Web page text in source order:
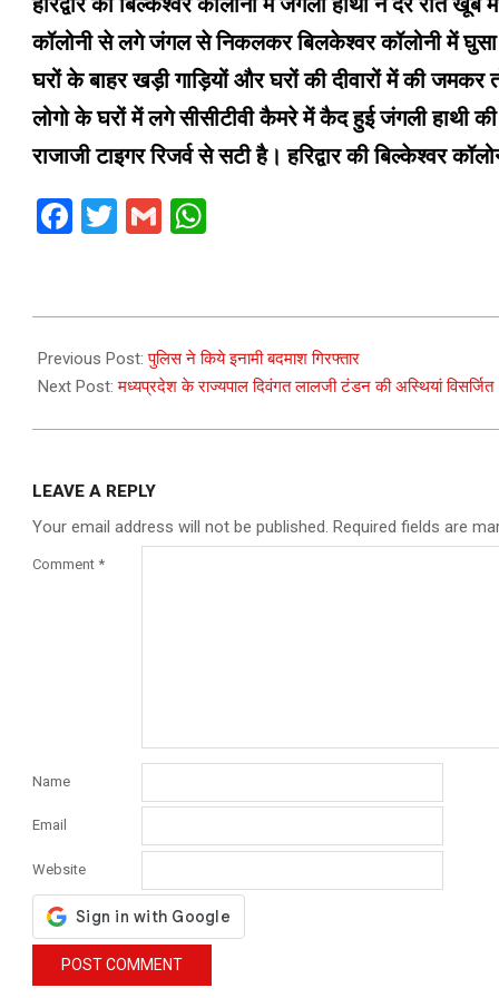
कॉलोनी से लगे जंगल से निकलकर बिलकेश्वर कॉलोनी में घुसा
घरों के बाहर खड़ी गाड़ियों और घरों की दीवारों में की जमकर
लोगो के घरों में लगे सीसीटीवी कैमरे में कैद हुई जंगली हाथी
राजाजी टाइगर रिजर्व से सटी है। हरिद्वार की बिल्केश्वर
Facebook
Twitter
Gmail
07-
26
Previous Post:पुलिस ने किये इनामी बदमाश गिरफ्तार
Next Post:मध्यप्रदेश के राज्यपाल दिवंगत लालजी टंडन की अस्थियां विसर्जित
LEAVE A REPLY
Your email address will not be published. Required fields are
Comment *
Name
Email
Website